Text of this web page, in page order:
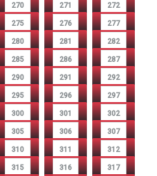
270 271 272
275 276 277
280 281 282
285 286 287
290 291 292
295 296 297
300 301 302
305 306 307
310 311 312
315 316 317